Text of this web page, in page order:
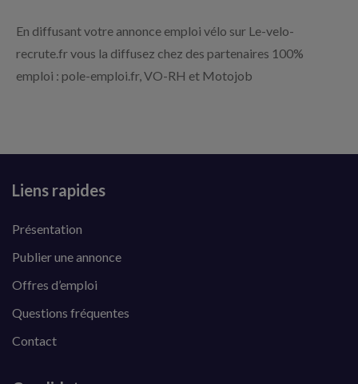
En diffusant votre annonce emploi vélo sur Le-velo-
recrute.fr vous la diffusez chez des partenaires 100%
emploi : pole-emploi.fr, VO-RH et Motojob
Liens rapides
Présentation
Publier une annonce
Offres d’emploi
Questions fréquentes
Contact